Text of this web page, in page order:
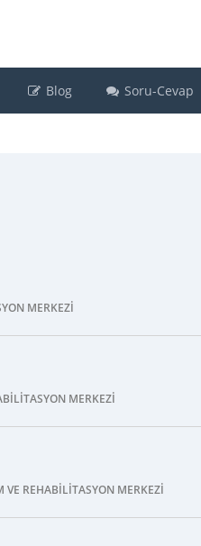
Blog Soru-Cevap
MERKEZI
MERKEZI
REHABILITASYON MERKEZI